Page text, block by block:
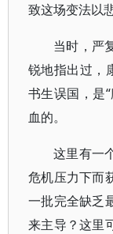
致这场变法以
当时，严
锐地指出过，
书生误国，是
血的。
这里有一
危机压力下而
一批完全缺乏
来主导？这里